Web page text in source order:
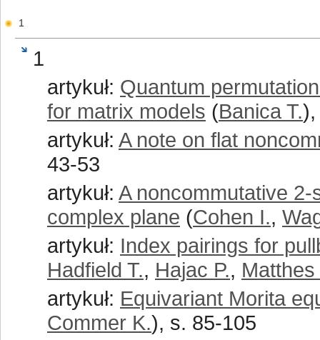
1
1
artykuł: Quantum
for matrix models (Banica T.),
artykuł: A note on flat
43-53
artykuł: A noncommutative
complex plane (Cohen I.,
artykuł: Index pairings for
Hadfield T., Hajac P.,
artykuł: Equivariant Morita
Commer K.), s. 85-105